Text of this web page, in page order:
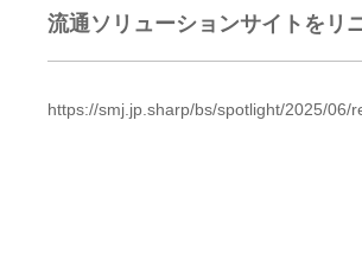
流通ソリューションサイトをリ
https://smj.jp.sharp/bs/spotlight/2025/06/